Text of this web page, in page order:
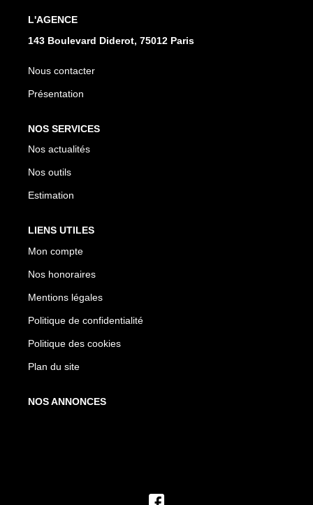
L'AGENCE
143 Boulevard Diderot, 75012 Paris
Nous contacter
Présentation
NOS SERVICES
Nos actualités
Nos outils
Estimation
LIENS UTILES
Mon compte
Nos honoraires
Mentions légales
Politique de confidentialité
Politique des cookies
Plan du site
NOS ANNONCES